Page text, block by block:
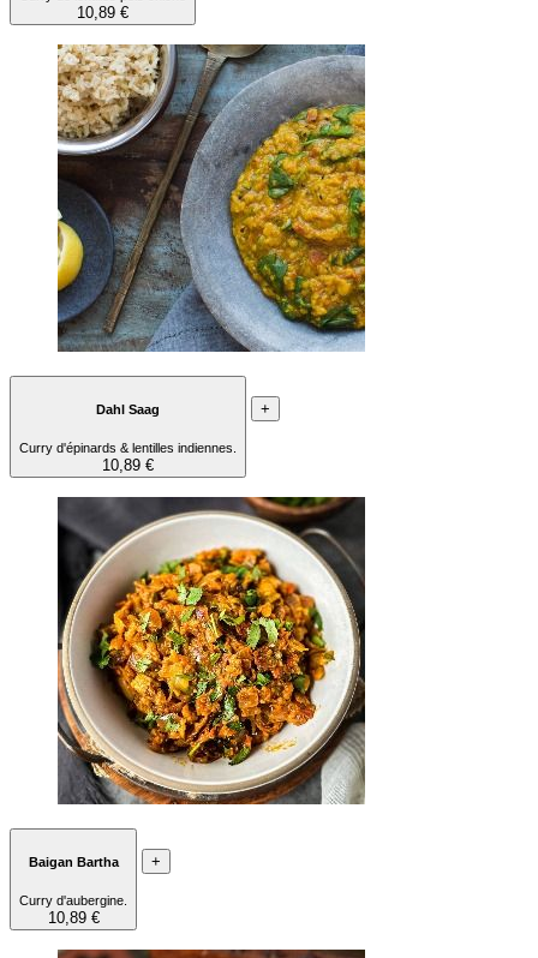
10,89 €
Dahl Saag
Curry d'épinards & lentilles indiennes.
10,89 €
+
Baigan Bartha
Curry d'aubergine.
10,89 €
+